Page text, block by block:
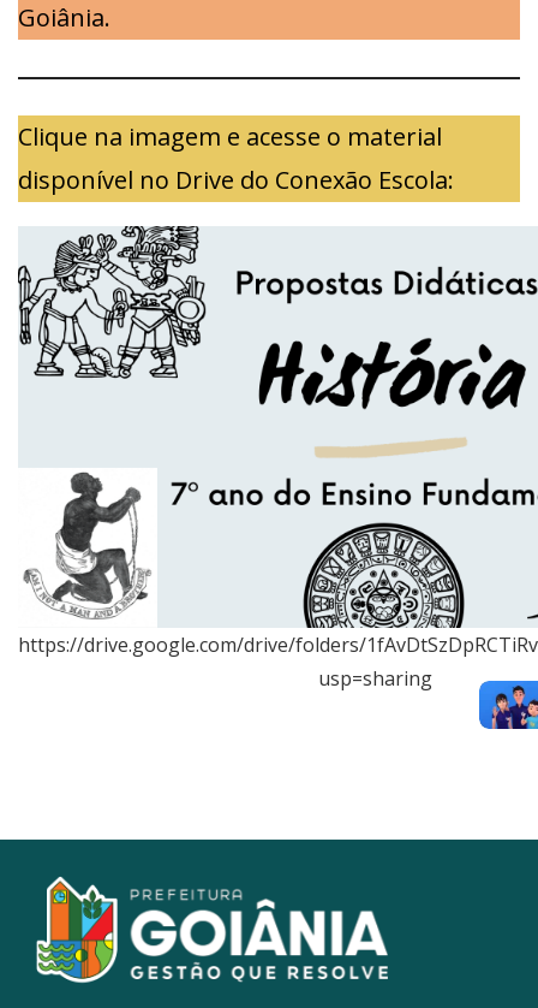
Goiânia.
Clique na imagem e acesse o material
disponível no Drive do Conexão Escola:
https://drive.google.com/drive/folders/
usp=sharing